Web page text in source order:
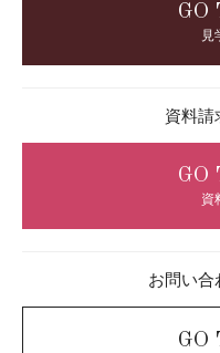
GO
見
資料請
GO
資
お問い合
GO